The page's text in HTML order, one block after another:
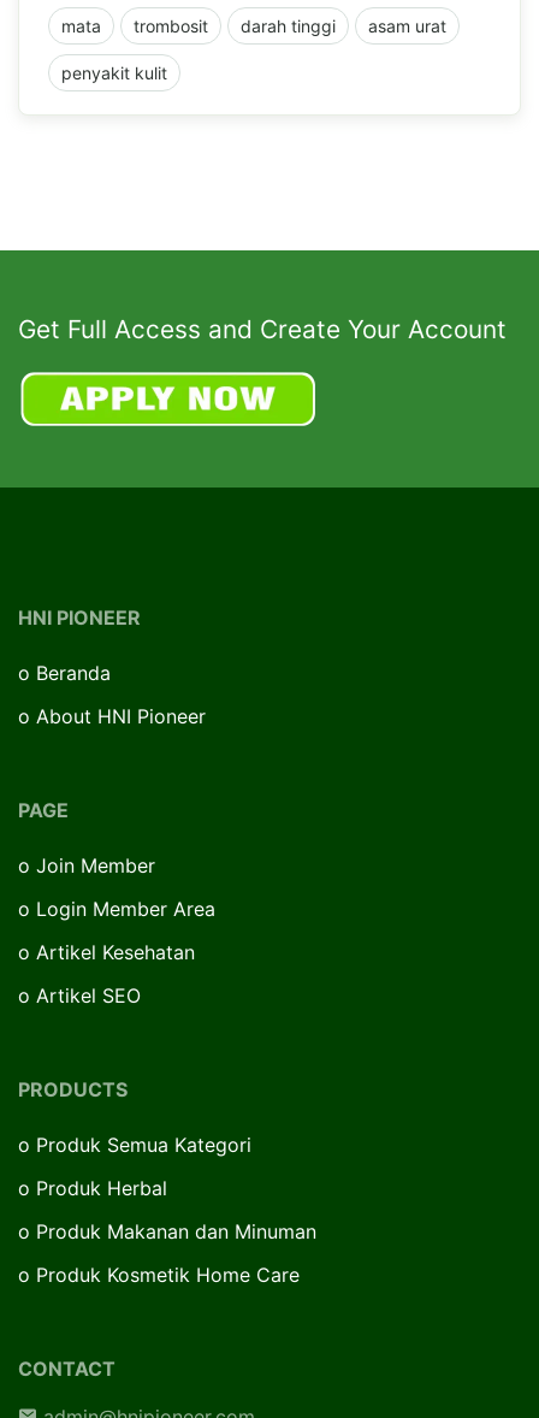
mata trombosit darah tinggi asam urat
penyakit kulit
Get Full Access and Create Your Account
HNI PIONEER
o Beranda
o About HNI Pioneer
PAGE
o Join Member
o Login Member Area
o Artikel Kesehatan
o Artikel SEO
PRODUCTS
o Produk Semua Kategori
o Produk Herbal
o Produk Makanan dan Minuman
o Produk Kosmetik Home Care
CONTACT